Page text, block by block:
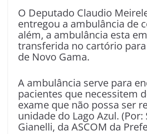
O Deputado Claudio
entregou a ambulância de
além, a ambulância esta
transferida no cartório
de Novo Gama.
A ambulância serve para
pacientes que necessitem
exame que não possa ser
unidade do Lago Azul. (Por:
Gianelli, da ASCOM da